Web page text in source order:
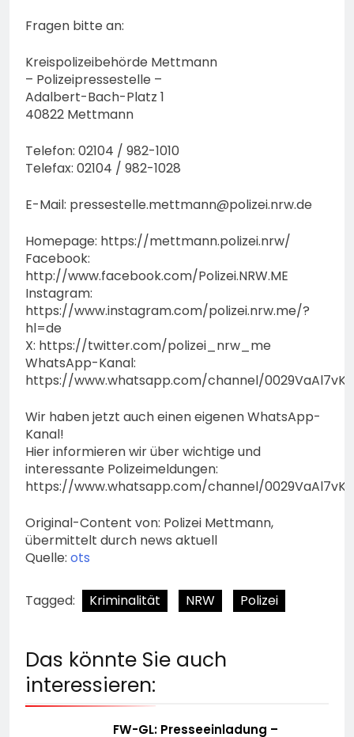
Fragen bitte an:
Kreispolizeibehörde Mettmann
– Polizeipressestelle –
Adalbert-Bach-Platz 1
40822 Mettmann
Telefon: 02104 / 982-1010
Telefax: 02104 / 982-1028
E-Mail: pressestelle.mettmann@polizei.nrw.de
Homepage: https://mettmann.polizei.nrw/
Facebook:
http://www.facebook.com/Polizei.NRW.ME
Instagram:
https://www.instagram.com/polizei.nrw.me/?
hl=de
X: https://twitter.com/polizei_nrw_me
WhatsApp-Kanal:
https://www.whatsapp.com/channel/
Wir haben jetzt auch einen eigenen WhatsApp-
Kanal!
Hier informieren wir über wichtige und
interessante Polizeimeldungen:
https://www.whatsapp.com/channel/
Original-Content von: Polizei Mettmann,
übermittelt durch news aktuell
Quelle: ots
Tagged: Kriminalität NRW Polizei
Das könnte Sie auch
interessieren:
FW-GL: Presseeinladung –